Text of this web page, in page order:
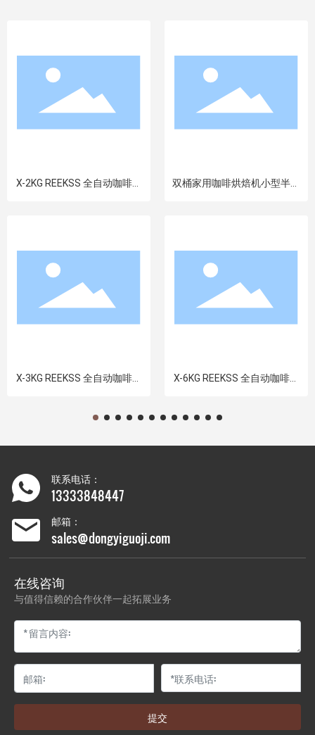
X-2KG REEKSS 全自动咖啡烘
双桶家用咖啡烘焙机小型半自
X-3KG REEKSS 全自动咖啡烘
X-6KG REEKSS 全自动咖啡烘
联系电话：
13333848447
邮箱：
sales@dongyiguoji.com
在线咨询
与值得信赖的合作伙伴一起拓展业务
提交